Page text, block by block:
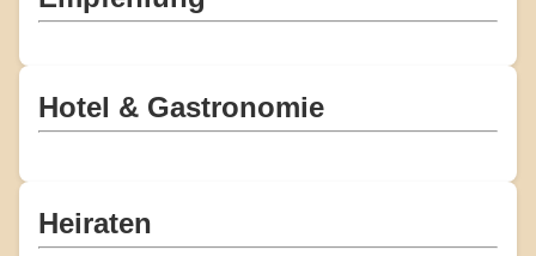
Hotel & Gastronomie
Heiraten